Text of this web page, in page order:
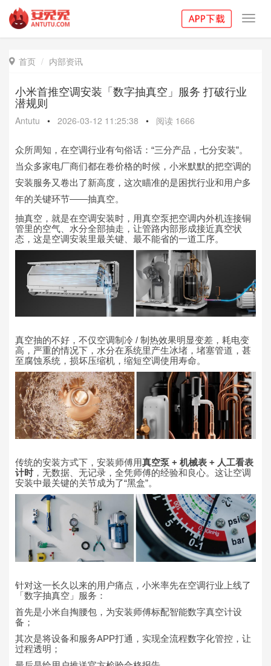
 首页 内部资讯
小米首推空调安装「数字抽真空」服务 打破行业
潜规则
Antutu • 2026-03-12 11:25:38 • 阅读 1666
众所周知，在空调行业有句俗话：“三分产品，七分安装”。
当众多家电厂商们都在卷价格的时候，小米默默的把空调的
安装服务又卷出了新高度，这次瞄准的是困扰行业和用户多
年的关键环节——抽真空。
抽真空，就是在空调安装时，用真空泵把空调内外机连接铜
管里的空气、水分全部抽走，让管路内部形成接近真空状
态，这是空调安装里最关键、最不能省的一道工序。
真空抽的不好，不仅空调制冷 / 制热效果明显变差，耗电变
高，严重的情况下，水分在系统里产生冰堵，堵塞管道，甚
至腐蚀系统，损坏压缩机，缩短空调使用寿命。
传统的安装方式下，安装师傅用真空泵 + 机械表 + 人工看表
计时，无数据、无记录，全凭师傅的经验和良心。这让空调
安装中最关键的关节成为了“黑盒”。
针对这一长久以来的用户痛点，小米率先在空调行业上线了
「数字抽真空」服务：
首先是小米自掏腰包，为安装师傅标配智能数字真空计设
备；
其次是将设备和服务APP打通，实现全流程数字化管控，让
过程透明；